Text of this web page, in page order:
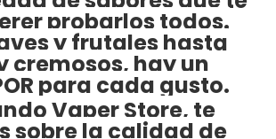
probarlos todos.
y frutales hasta
cremosos, hay un
para cada gusto.
Vaper Store, te
sobre la calidad de